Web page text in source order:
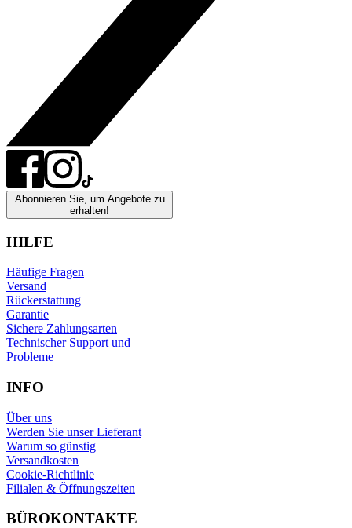
Abonnieren Sie, um Angebote zu
erhalten!
HILFE
Häufige Fragen
Versand
Rückerstattung
Garantie
Sichere Zahlungsarten
Technischer Support und
Probleme
INFO
Über uns
Werden Sie unser Lieferant
Warum so günstig
Versandkosten
Cookie-Richtlinie
Filialen & Öffnungszeiten
BÜROKONTAKTE